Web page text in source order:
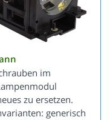
im
zu ersetzen.
generisch